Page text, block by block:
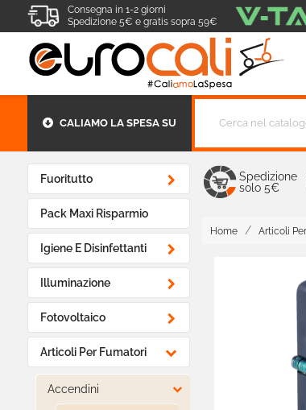
Consegna in 1-2 giorni
Spedizione 5€ e gratis sopra 59€
CALIAMO LA SPESA SU
Fuoritutto 
Pack Maxi Risparmio
Igiene E Disinfettanti 
Illuminazione 
Fotovoltaico 
Articoli Per Fumatori 
Accendini 
Spedizione
solo 5€
Home Articoli